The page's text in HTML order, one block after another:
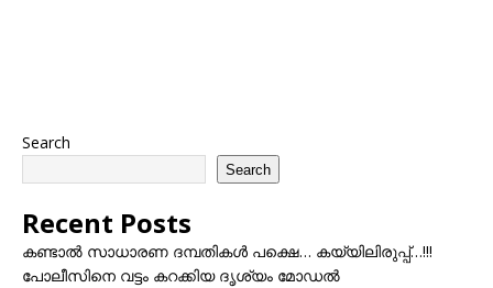
Search
Search
Recent Posts
കണ്ടാൽ സാധാരണ ദമ്പതികൾ പക്ഷെ… കയ്യിലിരുപ്പ്…!!!
പോലീസിനെ വട്ടം കറക്കിയ ദൃശ്യം മോഡല്‍